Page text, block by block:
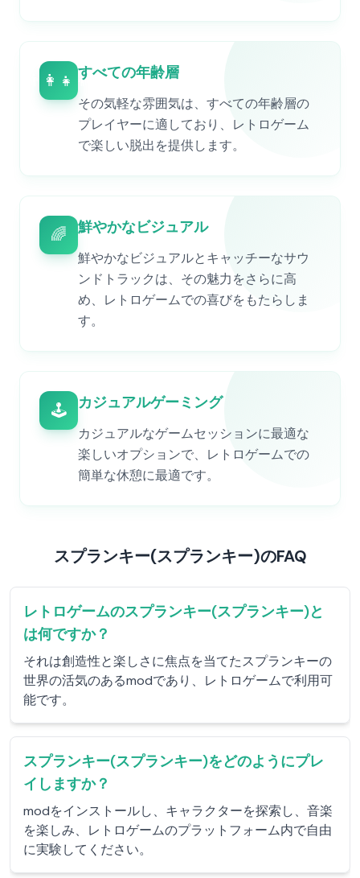
👨‍👩‍👧‍👦すべての年齢層
その気軽な雰囲気は、すべての年齢層の
プレイヤーに適しており、レトロゲーム
で楽しい脱出を提供します。
🌈 鮮やかなビジュアル
鮮やかなビジュアルとキャッチーなサウ
ンドトラックは、その魅力をさらに高
め、レトロゲームでの喜びをもたらしま
す。
🕹️ カジュアルゲーミング
カジュアルなゲームセッションに最適な
楽しいオプションで、レトロゲームでの
簡単な休憩に最適です。
スプランキー(スプランキー)のFAQ
レトロゲームのスプランキー(スプランキー)と
は何ですか？
それは創造性と楽しさに焦点を当てたスプランキーの
世界の活気のあるmodであり、レトロゲームで利用可
能です。
スプランキー(スプランキー)をどのようにプレ
イしますか？
modをインストールし、キャラクターを探索し、音楽
を楽しみ、レトロゲームのプラットフォーム内で自由
に実験してください。